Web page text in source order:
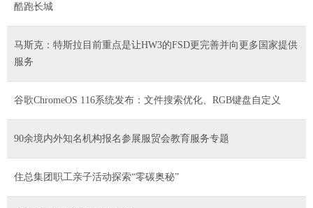
酷跑长城
马斯克：特斯拉目前重点是让HW3的FSD更完善并向更多国家提供
服务
谷歌ChromeOS 116系统发布：文件搜索优化、RGB键盘自定义
90余境内外知名机构报名参展服贸会教育服务专题
住总集团职工亲子活动探索“零碳奥秘”